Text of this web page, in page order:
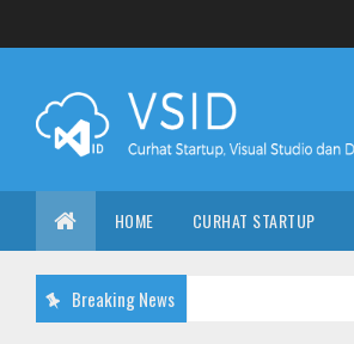
HOME CURHAT STARTUP
Breaking News